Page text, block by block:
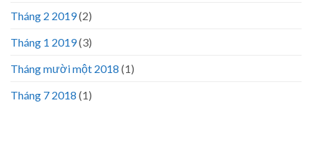
Tháng 2 2019(2)
Tháng 1 2019(3)
Tháng mười một 2018 (1)
Tháng 7 2018 (1)